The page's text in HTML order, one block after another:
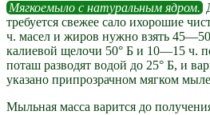
Мягкоемыло с натуральным ядром.
требуется свежее сало ихорошие
ч. масел и жиров нужно взять
калиевой щелочи 50° Б и 10—15 ч.
поташ разводят водой до 25° Б, и
указано припрозрачном мягком
Мыльная масса варится до